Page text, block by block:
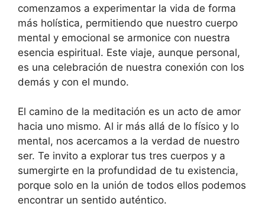
comenzamos a experimentar la vida de forma
más holística, permitiendo que nuestro cuerpo
mental y emocional se armonice con nuestra
esencia espiritual. Este viaje, aunque personal,
es una celebración de nuestra conexión con los
demás y con el mundo.
El camino de la meditación es un acto de amor
hacia uno mismo. Al ir más allá de lo físico y lo
mental, nos acercamos a la verdad de nuestro
ser. Te invito a explorar tus tres cuerpos y a
sumergirte en la profundidad de tu existencia,
porque solo en la unión de todos ellos podemos
encontrar un sentido auténtico.